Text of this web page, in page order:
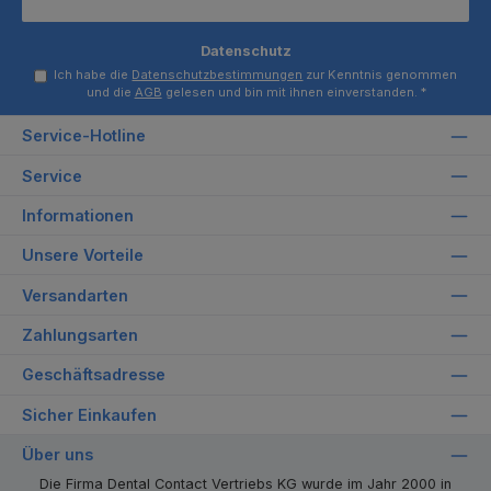
Datenschutz
Ich habe die Datenschutzbestimmungen zur Kenntnis genommen
und die AGB gelesen und bin mit ihnen einverstanden. *
Service-Hotline
Service
Informationen
Unsere Vorteile
Versandarten
Zahlungsarten
Geschäftsadresse
Sicher Einkaufen
Über uns
Die Firma Dental Contact Vertriebs KG wurde im Jahr 2000 in